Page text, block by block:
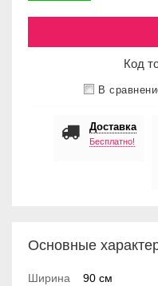
Код
В
Доставка
Бесплатно!
Основные
Ширина
90 см